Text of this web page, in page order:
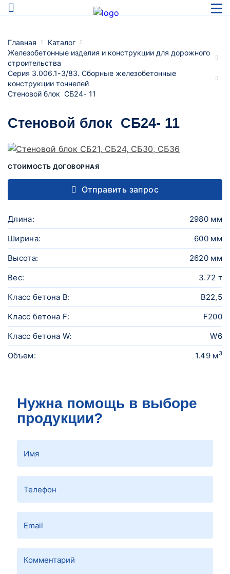
Главная
Каталог
Железобетонные изделия и конструкции для дорожного
строительства
Серия 3.006.1-3/83. Сборные железобетонные
конструкции тоннелей
Стеновой блок СБ24- 11
Стеновой блок СБ24- 11
СТОИМОСТЬ ДОГОВОРНАЯ
Отправить запрос
Длина:
2980 мм
Ширина:
600 мм
Высота:
2620 мм
Вес:
3.72 т
Класс бетона B:
В22,5
Класс бетона F:
F200
Класс бетона W:
W6
Объем:
1.49 м 3
Нужна помощь в выборе
продукции?